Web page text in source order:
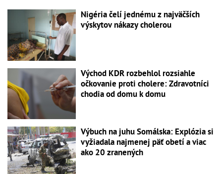
Nigéria čelí jednému z najväčších
výskytov nákazy cholerou
Východ KDR rozbehlol rozsiahle
očkovanie proti cholere: Zdravotníci
chodia od domu k domu
Výbuch na juhu Somálska: Explózia si
vyžiadala najmenej päť obetí a viac
ako 20 zranených